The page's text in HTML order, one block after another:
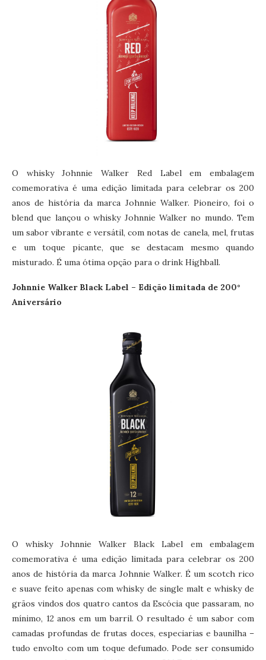
O whisky Johnnie Walker Red Label em embalagem
comemorativa é uma edição limitada para celebrar os 200
anos de história da marca Johnnie Walker. Pioneiro, foi o
blend que lançou o whisky Johnnie Walker no mundo. Tem
um sabor vibrante e versátil, com notas de canela, mel, frutas
e um toque picante, que se destacam mesmo quando
misturado. É uma ótima opção para o drink Highball.
Johnnie Walker Black Label – Edição limitada de 200°
Aniversário
O whisky Johnnie Walker Black Label em embalagem
comemorativa é uma edição limitada para celebrar os 200
anos de história da marca Johnnie Walker. É um scotch rico
e suave feito apenas com whisky de single malt e whisky de
grãos vindos dos quatro cantos da Escócia que passaram, no
mínimo, 12 anos em um barril. O resultado é um sabor com
camadas profundas de frutas doces, especiarias e baunilha –
tudo envolto com um toque defumado. Pode ser consumido